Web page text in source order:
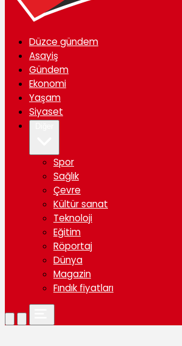
Düzce gündem
Asayiş
Gündem
Ekonomi
Yaşam
Siyaset
Spor
Sağlık
Çevre
Kültür sanat
Teknoloji
Eğitim
Röportaj
Dünya
Magazin
Fındık fiyatları